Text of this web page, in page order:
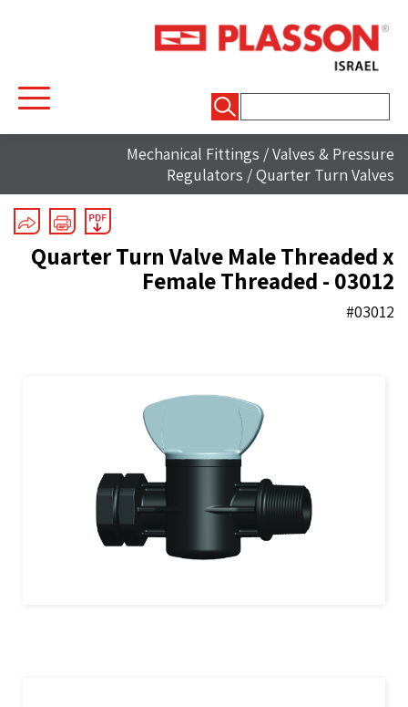
Mechanical Fittings /Valves & Pressure
Regulators /Quarter Turn Valves
Quarter Turn Valve Male Threaded x
Female Threaded - 03012
#03012